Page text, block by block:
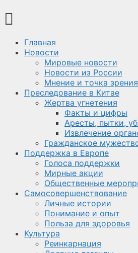
Главная
Новости
Мировые новости
Новости из России
Мнение и точка зрения
Преследование в Китае
Жертва угнетения
Факты и цифры
Аресты, пытки,
Извлечение
Гражданское
Поддержка в Европе
Голоса поддержки
Мирные акции
Общественные
Самосовершенствование
Личные истории
Понимание и опыт
Польза для здоровья
Культура
Реинкарнация